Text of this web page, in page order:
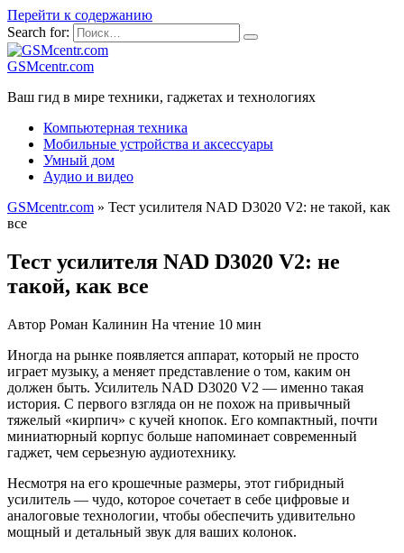
Перейти к содержанию
Search for:
GSMcentr.com
Ваш гид в мире техники, гаджетах и технологиях
Компьютерная техника
Мобильные устройства и аксессуары
Умный дом
Аудио и видео
GSMcentr.com » Тест усилителя NAD D3020 V2: не такой, как
все
Тест усилителя NAD D3020 V2: не
такой, как все
Автор Роман Калинин На чтение 10 мин
Иногда на рынке появляется аппарат, который не просто
играет музыку, а меняет представление о том, каким он
должен быть. Усилитель NAD D3020 V2 — именно такая
история. С первого взгляда он не похож на привычный
тяжелый «кирпич» с кучей кнопок. Его компактный, почти
миниатюрный корпус больше напоминает современный
гаджет, чем серьезную аудиотехнику.
Несмотря на его крошечные размеры, этот гибридный
усилитель — чудо, которое сочетает в себе цифровые и
аналоговые технологии, чтобы обеспечить удивительно
мощный и детальный звук для ваших колонок.